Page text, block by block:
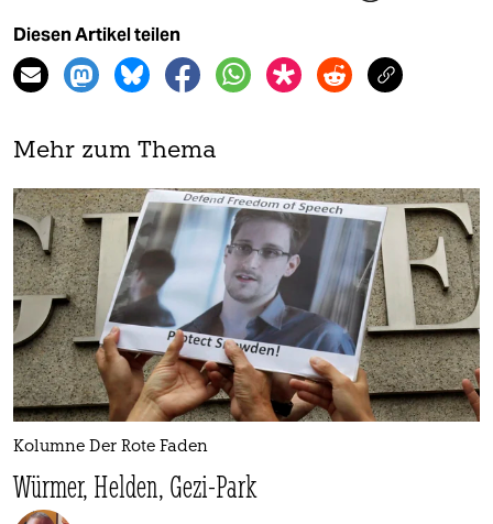
Diesen Artikel teilen
Mehr zum Thema
Kolumne Der Rote Faden
Würmer, Helden, Gezi-Park